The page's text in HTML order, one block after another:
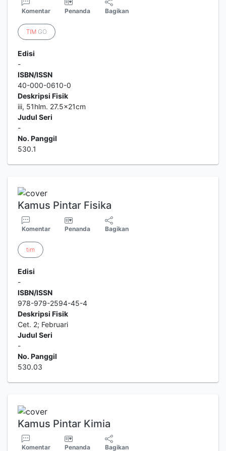
Komentar Penanda Bagikan
TIM GO
Edisi
-
ISBN/ISSN
40-000-0610-0
Deskripsi Fisik
iii, 51hlm. 27.5x21cm
Judul Seri
-
No. Panggil
530.1
Kamus Pintar Fisika
Komentar Penanda Bagikan
tim
Edisi
-
ISBN/ISSN
978-979-2594-45-4
Deskripsi Fisik
Cet. 2; Februari
Judul Seri
-
No. Panggil
530.03
Kamus Pintar Kimia
Komentar Penanda Bagikan